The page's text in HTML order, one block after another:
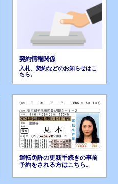
契約情報関係
入札、契約などのお知らせはこ
ちら。
運転免許の更新手続きの事前
予約をされる方はこちら。